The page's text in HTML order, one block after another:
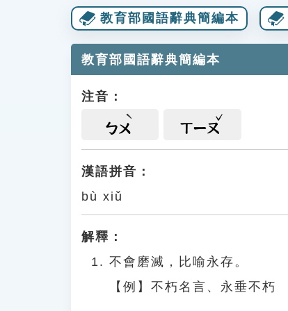
教育部國語辭典簡編本
教育部國語辭典簡編本
注音：
ㄅㄨ ㄒㄧㄡ
漢語拼音：
bù xiǔ
解釋：
不會磨滅，比喻永存。
【例】不朽名言、永垂不朽